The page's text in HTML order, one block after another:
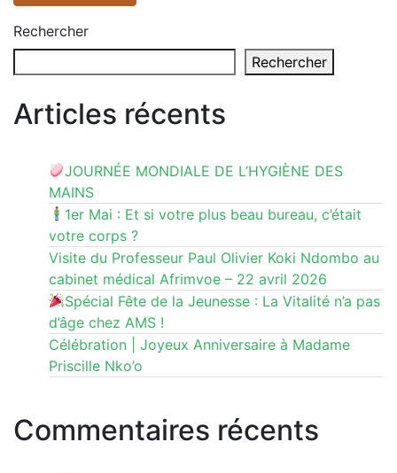
Rechercher
Rechercher
Articles récents
JOURNÉE MONDIALE DE L’HYGIÈNE DES
MAINS
1er Mai : Et si votre plus beau bureau, c’était
votre corps ?
Visite du Professeur Paul Olivier Koki Ndombo au
cabinet médical Afrimvoe – 22 avril 2026
Spécial Fête de la Jeunesse : La Vitalité n’a pas
d’âge chez AMS !
Célébration | Joyeux Anniversaire à Madame
Priscille Nko’o
Commentaires récents